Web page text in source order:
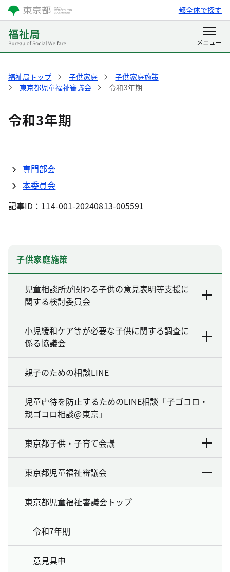
都全体で探す
福祉局トップ 子供家庭
子供家庭施策
東京都児童福祉審議会
令和3年期
令和3年期
専門部会
本委員会
記事ID：114-001-20240813-005591
子供家庭施策
児童相談所が関わる子供の意見表明等支援に
関する検討委員会
小児緩和ケア等が必要な子供に関する調査に
係る協議会
親子のための相談LINE
児童虐待を防止するためのLINE相談「子ゴコロ・
親ゴコロ相談@東京」
東京都子供・子育て会議
東京都児童福祉審議会
東京都児童福祉審議会トップ
令和7年期
意見具申